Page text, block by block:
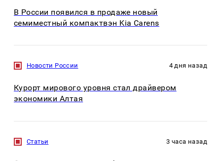
В России появился в продаже новый
семиместный компактвэн Kia Carens
Новости России 4 дня назад
Курорт мирового уровня стал драйвером
экономики Алтая
Статьи 3 часа назад